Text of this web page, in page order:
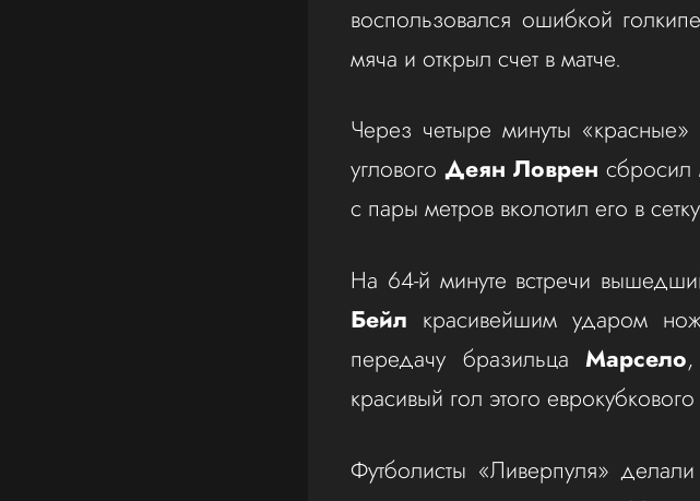
воспользовался ошибкой
мяча и открыл счет в матче.
Через четыре минуты
угловогоДеян Ловрен
с пары метров вколотил его в сетку
На 64-й минуте встречи
Бейл красивейшим ударом
передачу бразильцаМарсело
красивый гол этого
Футболисты «Ливерпуля»